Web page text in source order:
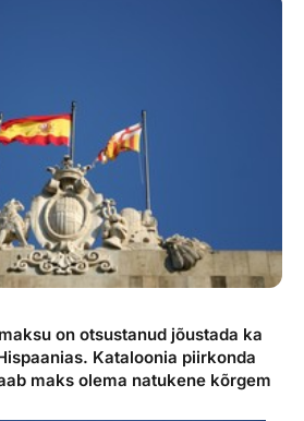
teenus
on otsustanud jõustada ka
Kataloonia piirkonda
maks olema natukene kõrgem